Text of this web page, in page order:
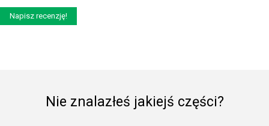
Napisz recenzję!
Nie znalazłeś jakiejś części?